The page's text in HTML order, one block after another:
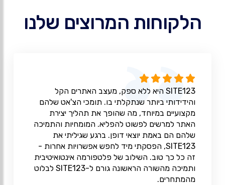
הלקוחות המרוצים שלנו
SITE123 היא ללא ספק, מעצב האתרים הקל
והידידותי ביותר שנתקלתי בו. תומכי הצ'אט שלהם
מקצועיים במיוחד, מה שהופך את תהליך יצירת
האתר למרשים לפשוט להפליא. המומחיות והתמיכה
שלהם הם באמת יוצאי דופן. ברגע שגיליתי את
SITE123, הפסקתי מיד לחפש אפשרויות אחרות -
זה כל כך טוב. השילוב של פלטפורמה אינטואיטיבית
ותמיכה מהשורה הראשונה גורם ל-SITE123 לבלוט
מהמתחרים.